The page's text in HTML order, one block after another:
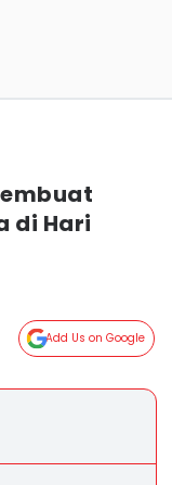
di Hari
Add Us on Google